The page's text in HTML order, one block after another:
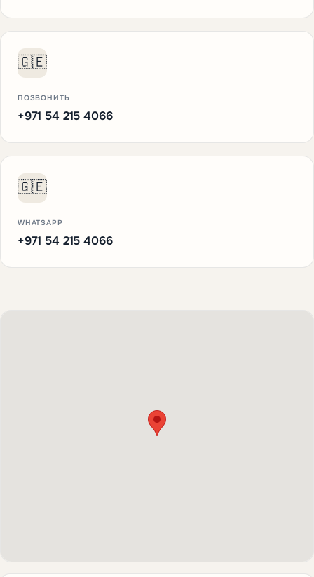
🇬🇪
ПОЗВОНИТЬ
+971 54 215 4066
🇬🇪
WHATSAPP
+971 54 215 4066